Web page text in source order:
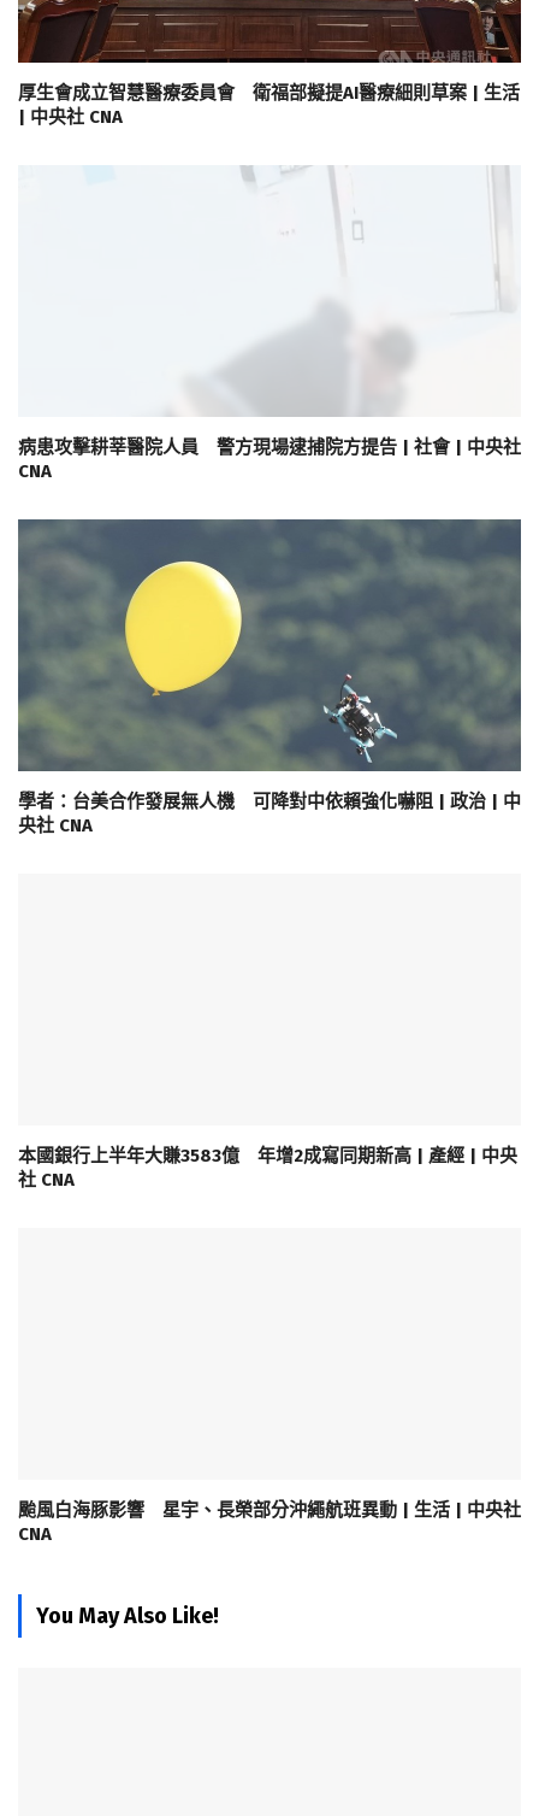
厚生會成立智慧醫療委員會 衛福部擬提AI醫療細則草案 | 生活
| 中央社 CNA
病患攻擊耕莘醫院人員 警方現場逮捕院方提告 | 社會 | 中央社
CNA
學者：台美合作發展無人機 可降對中依賴強化嚇阻 | 政治 | 中
央社 CNA
本國銀行上半年大賺3583億 年增2成寫同期新高 | 產經 | 中央
社 CNA
颱風白海豚影響 星宇、長榮部分沖繩航班異動 | 生活 | 中央社
CNA
You May Also Like!